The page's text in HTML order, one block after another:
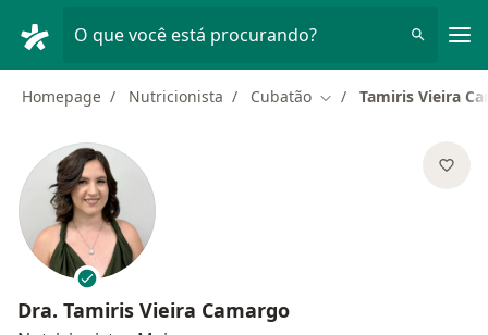
O que você está procurando?
Homepage Nutricionista Cubatão Mudar de cidade
Tamiris Vieira
Dra. Tamiris Vieira Camargo